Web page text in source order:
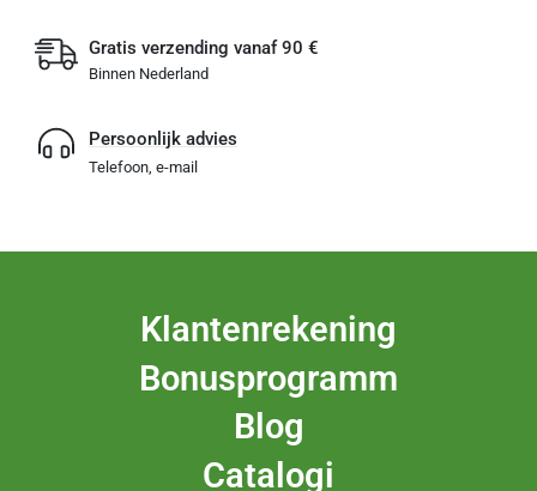
Gratis verzending vanaf 90 €
Binnen Nederland
Persoonlijk advies
Telefoon, e-mail
Klantenrekening
Bonusprogramm
Blog
Catalogi